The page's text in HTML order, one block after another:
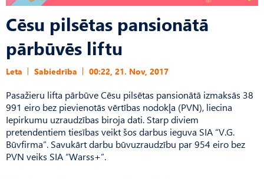
Cēsu pilsētas pansionātā
pārbūvēs liftu
Leta Sabiedrība 00:22, 21. Nov, 2017
Pasažieru lifta pārbūve Cēsu pilsētas pansionātā izmaksās 38
991 eiro bez pievienotās vērtības nodokļa (PVN), liecina
Iepirkumu uzraudzības biroja dati. Starp diviem
pretendentiem tiesības veikt šos darbus ieguva SIA “V.G.
Būvfirma”. Savukārt darbu būvuzraudzību par 954 eiro bez
PVN veiks SIA “Warss+”.